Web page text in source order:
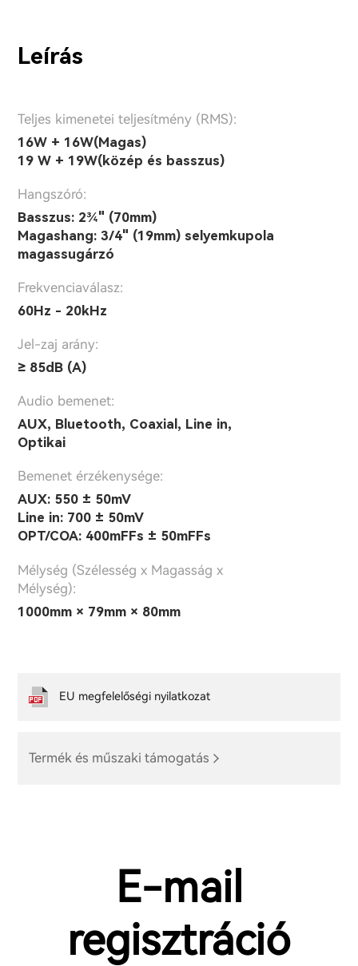
Leírás
Teljes kimenetei teljesítmény (RMS):
16W + 16W(Magas)
19 W + 19W(közép és basszus)
Hangszóró:
Basszus: 2¾" (70mm)
Magashang: 3/4" (19mm) selyemkupola
magassugárzó
Frekvenciaválasz:
60Hz - 20kHz
Jel-zaj arány:
≥ 85dB (A)
Audio bemenet:
AUX, Bluetooth, Coaxial, Line in,
Optikai
Bemenet érzékenysége:
AUX: 550 ± 50mV
Line in: 700 ± 50mV
OPT/COA: 400mFFs ± 50mFFs
Mélység (Szélesség x Magasság x
Mélység):
1000mm × 79mm × 80mm
Termék és műszaki támogatás
EU megfelelőségi nyilatkozat
E-mail
regisztráció